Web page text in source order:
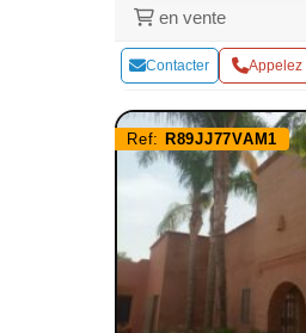
en vente
Contacter Appelez
Ref: R89JJ77VAM1